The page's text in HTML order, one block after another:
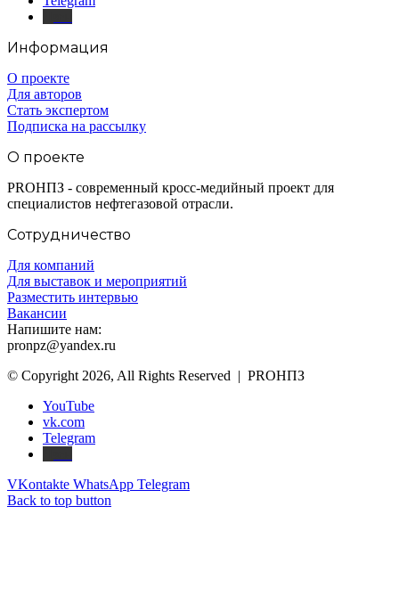
Информация
О проекте
Для авторов
Стать экспертом
Подписка на рассылку
О проекте
PROНПЗ - современный кросс-медийный проект для
специалистов нефтегазовой отрасли.
Сотрудничество
Для компаний
Для выставок и мероприятий
Разместить интервью
Вакансии
Напишите нам:
pronpz@yandex.ru
© Copyright 2026, All Rights Reserved | PROНПЗ
YouTube
vk.com
Telegram
VKontakte WhatsApp Telegram
Back to top button